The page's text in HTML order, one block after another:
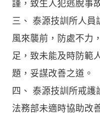
謹，致生人犯逃脫事
三、 泰源技訓所人員
風來襲前，防處不力
足，致未能及時防範
題，妥謀改善之道。
四、 泰源技訓所戒護
法務部未適時協助改